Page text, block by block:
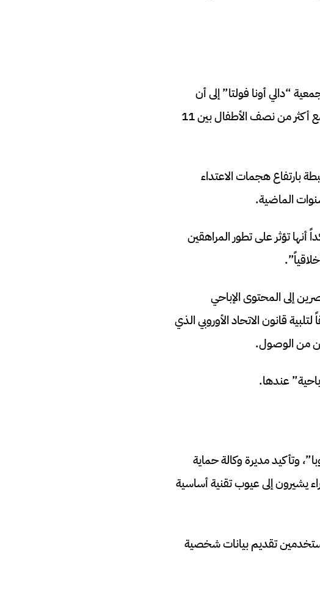
“دالي أونا فولتا” إلى أن
متوسط عمر الأطفال عند تعرضهم للإباحية لأول مرة يتراوح بين 8 و9 سنوات، مع أكثر من نصف الأطفال بين 11
بارتفاع هجمات الاعتداء
أنها تؤثر على تطور المراهقين
إلى المحتوى الإباحي
قانون الاتحاد الأوروبي الذي
وتأكيد مديرة وكالة حماية
يشيرون إلى عيوب تقنية أساسية
تقديم بيانات شخصية